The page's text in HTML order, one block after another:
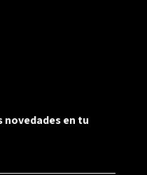
novedades en tu